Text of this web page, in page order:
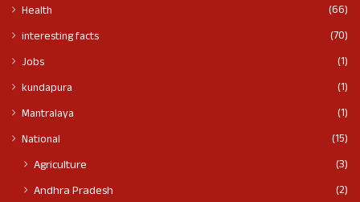
Health
(66)
interesting facts
(70)
Jobs
(1)
kundapura
(1)
Mantralaya
(1)
National
(15)
Agriculture
(3)
Andhra Pradesh
(2)